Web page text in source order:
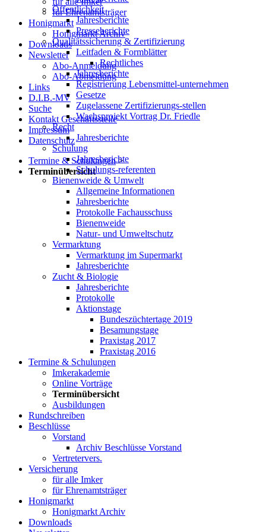
für Ehrenamtsträger
Honigmarkt
Honigmarkt Archiv
Downloads
Newsletter
Abo-Anmeldung
Abo-Abmeldung
Links
D.I.B.-MV
Suche
Kontakt Geschäftsstelle
Impressum
Datenschutz
Termine & Schulungen >
Terminübersicht
Öffentlichkeit
Jahresberichte
Presseberichte
Qualitätssicherung & Zertifizierung
Leitfaden & Formblätter
Rechtliches
Jahresberichte
Registrierung Lebensmittel-unternehmen
Gesetze
Zugelassene Zertifizierungs-stellen
Wachsprojekt Vortrag Dr. Friedle
Recht
Jahresberichte
Schulung
Jahresberichte
Schulungs-referenten
Bienenweide & Umwelt
Allgemeine Informationen
Jahresberichte
Protokolle Fachausschuss
Bienenweide
Natur- und Umweltschutz
Vermarktung
Vermarktung im Supermarkt
Jahresberichte
Zucht & Biologie
Jahresberichte
Protokolle
Aktionstage
Bundeszüchtertage 2019
Besamungstage
Praxistag 2017
Praxistag 2016
Termine & Schulungen
Imkerakademie
Online Vorträge
Terminübersicht
Ausbildungen
Rundschreiben
Beschlüsse
Vorstand
Archiv Beschlüsse Vorstand
Vertretervers.
Versicherung
für alle Imker
für Ehrenamtsträger
Honigmarkt
Honigmarkt Archiv
Downloads